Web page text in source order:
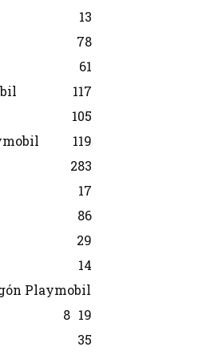
13
78
61
117
105
119
283
17
86
29
14
Playmobil
19
8
35